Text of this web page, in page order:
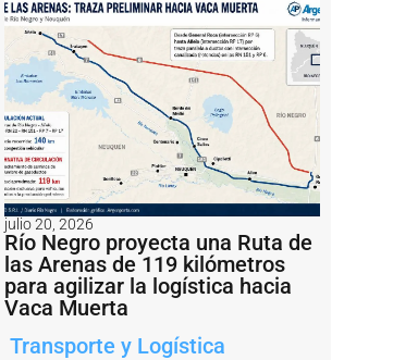
julio 20, 2026
Río Negro proyecta una Ruta de
las Arenas de 119 kilómetros
para agilizar la logística hacia
Vaca Muerta
Transporte y Logística